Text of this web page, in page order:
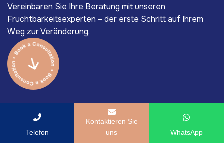
Vereinbaren Sie Ihre Beratung mit unseren
Fruchtbarkeitsexperten – der erste Schritt auf Ihrem
Weg zur Veränderung.
Telefon
Kontaktieren Sie
uns
WhatsApp